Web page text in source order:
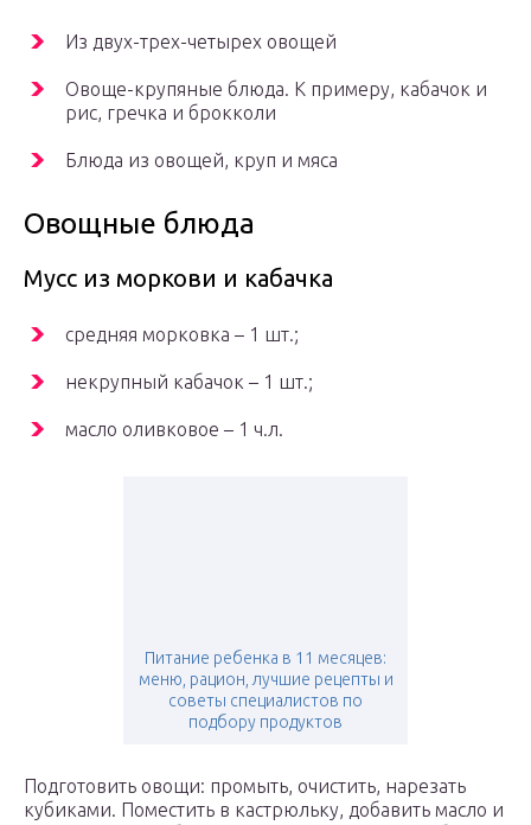
Из двух-трех-четырех овощей
Овоще-крупяные блюда. К примеру, кабачок и
рис, гречка и брокколи
Блюда из овощей, круп и мяса
Овощные блюда
Мусс из моркови и кабачка
средняя морковка – 1 шт.;
некрупный кабачок – 1 шт.;
масло оливковое – 1 ч.л.
Питание ребенка в 11 месяцев:
меню, рацион, лучшие рецепты и
советы специалистов по
подбору продуктов
Подготовить овощи: промыть, очистить, нарезать
кубиками. Поместить в кастрюльку, добавить масло и